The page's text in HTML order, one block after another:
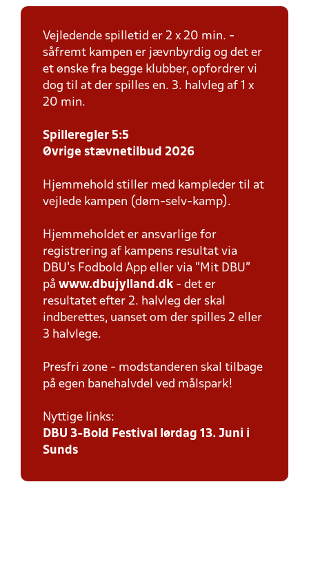
Vejledende spilletid er 2 x 20 min. -
såfremt kampen er jævnbyrdig og det er
et ønske fra begge klubber, opfordrer vi
dog til at der spilles en. 3. halvleg af 1 x
20 min.
Spilleregler 5:5
Øvrige stævnetilbud 2026
Hjemmehold stiller med kampleder til at
vejlede kampen (døm-selv-kamp).
Hjemmeholdet er ansvarlige for
registrering af kampens resultat via
DBU’s Fodbold App eller via ”Mit DBU”
på www.dbujylland.dk - det er
resultatet efter 2. halvleg der skal
indberettes, uanset om der spilles 2 eller
3 halvlege.
Presfri zone - modstanderen skal tilbage
på egen banehalvdel ved målspark!
Nyttige links:
DBU 3-Bold Festival lørdag 13. Juni i
Sunds